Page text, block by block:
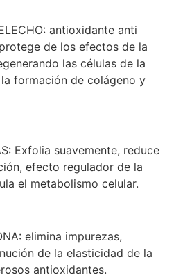
antioxidante anti
de los efectos de la
las células de la
formación de colágeno y
Exfolia suavemente, reduce
efecto regulador de la
el metabolismo celular.
elimina impurezas,
de la elasticidad de la
antioxidantes.